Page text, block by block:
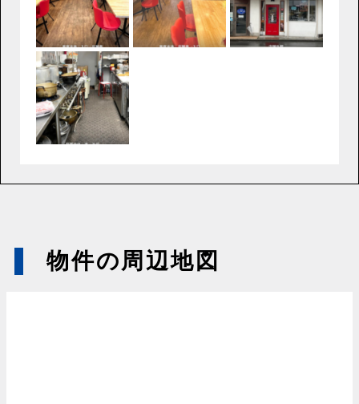
物件の周辺地図